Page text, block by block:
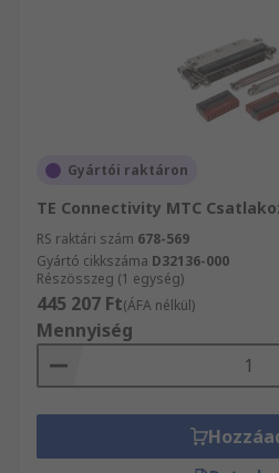
Gyártói raktáron
TE Connectivity MTC
RS raktári szám 678-569
Gyártó cikkszáma D32136-000
Részösszeg (1 egység)
445 207 Ft(ÁFA nélkül)
Mennyiség